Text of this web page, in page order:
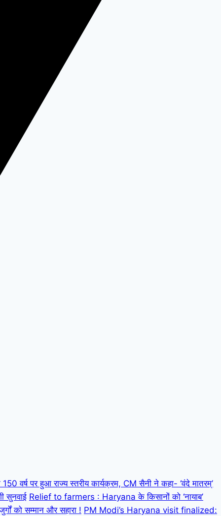
वर्ष पर हुआ राज्य स्तरीय कार्यक्रम, CM सैनी ने कहा- ‘वंदे मातरम्’
सुनवाई Relief to farmers : Haryana के किसानों को ‘नायाब’
को सम्मान और सहारा ! PM Modi’s Haryana visit finalized: